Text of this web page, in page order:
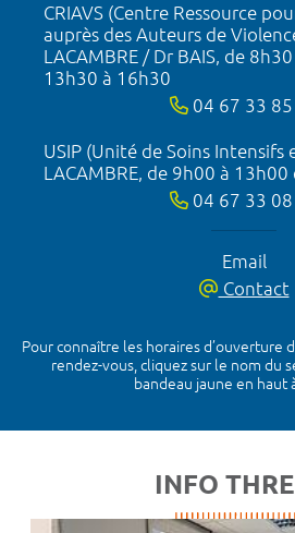
CRIAVS (Centre Ressource
auprès des Auteurs de
LACAMBRE / Dr BAIS, de
13h30 à 16h30
04 67 33 85
USIP (Unité de Soins Intensifs
LACAMBRE, de 9h00 à
04 67 33 08
Email
Contact
Pour connaître les horaires d’ouverture
rendez-vous, cliquez sur le nom du
bandeau jaune en haut
INFO